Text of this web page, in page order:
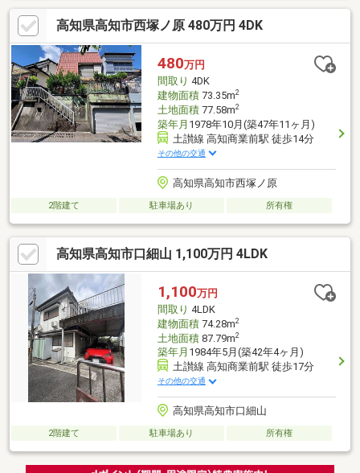
高知県高知市西塚ノ原 480万円 4DK
480万円
間取り 4DK
建物面積73.35m2
土地面積77.58m2
築年月 1978年10月(築47年11ヶ月)
土讃線 高知商業前駅 徒歩14分
その他の交通
高知県高知市西塚ノ原
2階建て 駐車場あり 所有権
高知県高知市口細山 1,100万円 4LDK
1,100万円
間取り 4LDK
建物面積74.28m2
土地面積87.79m2
築年月 1984年5月(築42年4ヶ月)
土讃線 高知商業前駅 徒歩17分
その他の交通
高知県高知市口細山
2階建て 駐車場あり 所有権